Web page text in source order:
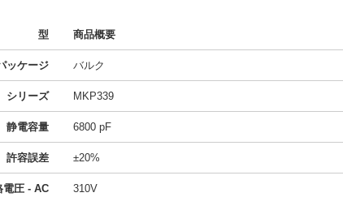
型 商品概要
ッケージ バルク
シリーズ MKP339
静電容量 6800 pF
許容誤差 ±20%
電圧 - AC 310V